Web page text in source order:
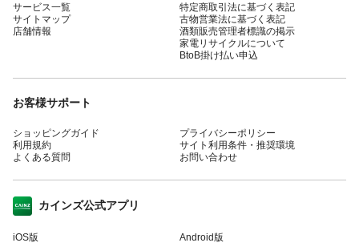
サービス一覧
サイトマップ
店舗情報
特定商取引法に基づく表記
古物営業法に基づく表記
酒類販売管理者標識の掲示
家電リサイクルについて
BtoB掛け払い申込
お客様サポート
ショッピングガイド
利用規約
よくある質問
プライバシーポリシー
サイト利用条件・推奨環境
お問い合わせ
カインズ公式アプリ
iOS版 Android版